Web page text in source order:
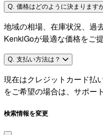
Q. 価格はどのように決まります
地域の相場、在庫状況、過
KenkiGoが最適な価格をご提
Q. 支払い方法は？
現在はクレジットカード払
をご希望の場合は、サポー
検索情報を変更